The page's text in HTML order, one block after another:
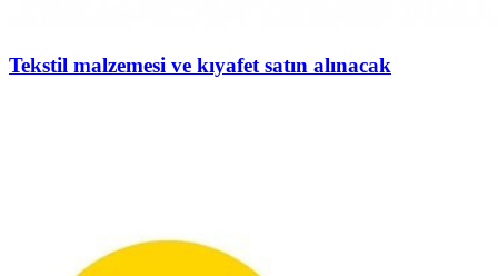
Tekstil malzemesi ve kıyafet satın alınacak